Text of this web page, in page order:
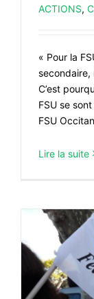
ACTIONS,
« Pour la
secondaire,
C’est
FSU se
FSU
Lire la suite